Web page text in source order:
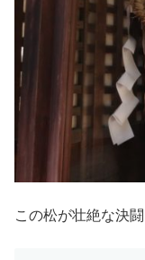
この松が壮絶な決